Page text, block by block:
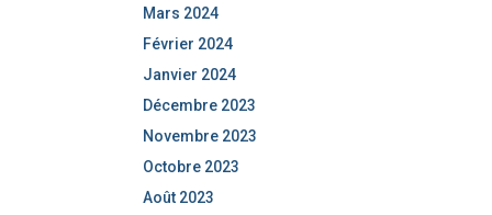
Mars 2024
Février 2024
Janvier 2024
Décembre 2023
Novembre 2023
Octobre 2023
Août 2023